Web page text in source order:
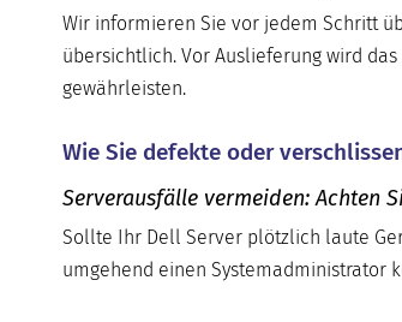
Wir informieren Sie vor jedem Schritt
übersichtlich. Vor Auslieferung wird
gewährleisten.
Wie Sie defekte oder
Serverausfälle vermeiden: Achten
Sollte Ihr Dell Server plötzlich laute
umgehend einen Systemadministrator